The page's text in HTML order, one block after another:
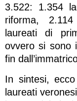
3.522: 1.354
riforma,
laureati di
ovvero si sono
fin
In sintesi,
laureati